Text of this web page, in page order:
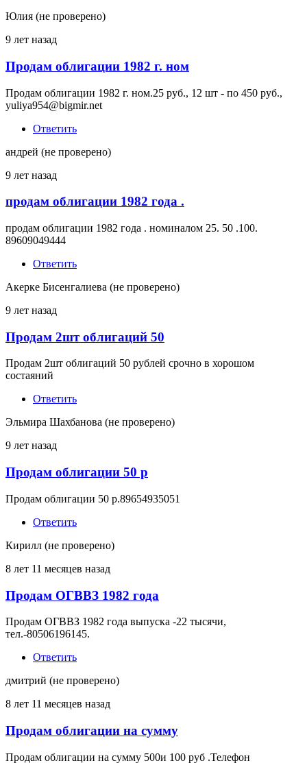
Юлия (не проверено)
9 лет назад
Продам облигации 1982 г. ном
Продам облигации 1982 г. ном.25 руб., 12 шт - по 450 руб.,
yuliya954@bigmir.net
Ответить
андрей (не проверено)
9 лет назад
продам облигации 1982 года .
продам облигации 1982 года . номиналом 25. 50 .100.
89609049444
Ответить
Акерке Бисенгалиева (не проверено)
9 лет назад
Продам 2шт облигаций 50
Продам 2шт облигаций 50 рублей срочно в хорошом
состаяний
Ответить
Эльмира Шахбанова (не проверено)
9 лет назад
Продам облигации 50 р
Продам облигации 50 р.89654935051
Ответить
Кирилл (не проверено)
8 лет 11 месяцев назад
Продам ОГВВЗ 1982 года
Продам ОГВВЗ 1982 года выпуска -22 тысячи,
тел.-80506196145.
Ответить
дмитрий (не проверено)
8 лет 11 месяцев назад
Продам облигации на сумму
Продам облигации на сумму 500и 100 руб .Телефон